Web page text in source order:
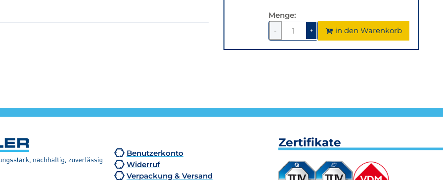
Menge:
-
1
um
1
+
1
um
1
in den Warenkorb
Benutzerkonto
Widerruf
Verpackung & Versand
Zertifikate